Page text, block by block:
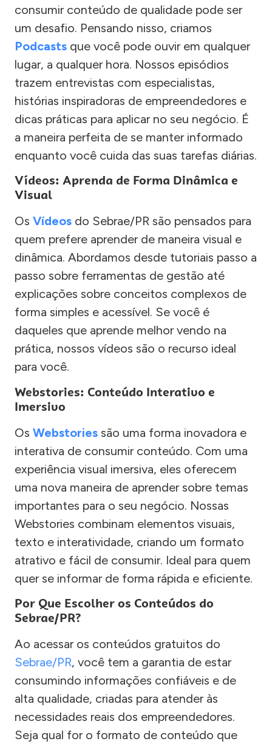
consumir conteúdo de qualidade pode ser
um desafio. Pensando nisso, criamos
Podcasts que você pode ouvir em qualquer
lugar, a qualquer hora. Nossos episódios
trazem entrevistas com especialistas,
histórias inspiradoras de empreendedores e
dicas práticas para aplicar no seu negócio. É
a maneira perfeita de se manter informado
enquanto você cuida das suas tarefas diárias.
Vídeos: Aprenda de Forma Dinâmica e
Visual
Os Vídeos do Sebrae/PR são pensados para
quem prefere aprender de maneira visual e
dinâmica. Abordamos desde tutoriais passo a
passo sobre ferramentas de gestão até
explicações sobre conceitos complexos de
forma simples e acessível. Se você é
daqueles que aprende melhor vendo na
prática, nossos vídeos são o recurso ideal
para você.
Webstories: Conteúdo Interativo e
Imersivo
Os Webstories são uma forma inovadora e
interativa de consumir conteúdo. Com uma
experiência visual imersiva, eles oferecem
uma nova maneira de aprender sobre temas
importantes para o seu negócio. Nossas
Webstories combinam elementos visuais,
texto e interatividade, criando um formato
atrativo e fácil de consumir. Ideal para quem
quer se informar de forma rápida e eficiente.
Por Que Escolher os Conteúdos do
Sebrae/PR?
Ao acessar os conteúdos gratuitos do
Sebrae/PR, você tem a garantia de estar
consumindo informações confiáveis e de
alta qualidade, criadas para atender às
necessidades reais dos empreendedores.
Seja qual for o formato de conteúdo que